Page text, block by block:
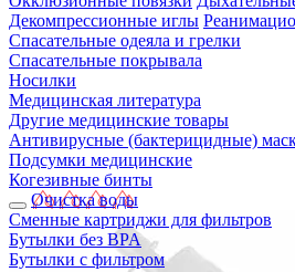
Декомпрессионные иглы
Спасательные одеяла и грелки
Спасательные покрывала
Носилки
Медицинская литература
Другие медицинские товары
Антивирусные (бактерицидные)
Подсумки медицинские
Когезивные бинты
Очистка воды
Сменные картриджи для фильтров
Бутылки без BPA
Бутылки с фильтром